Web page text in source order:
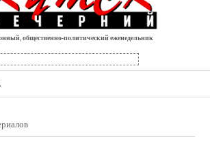
общественно-политический еженедельник